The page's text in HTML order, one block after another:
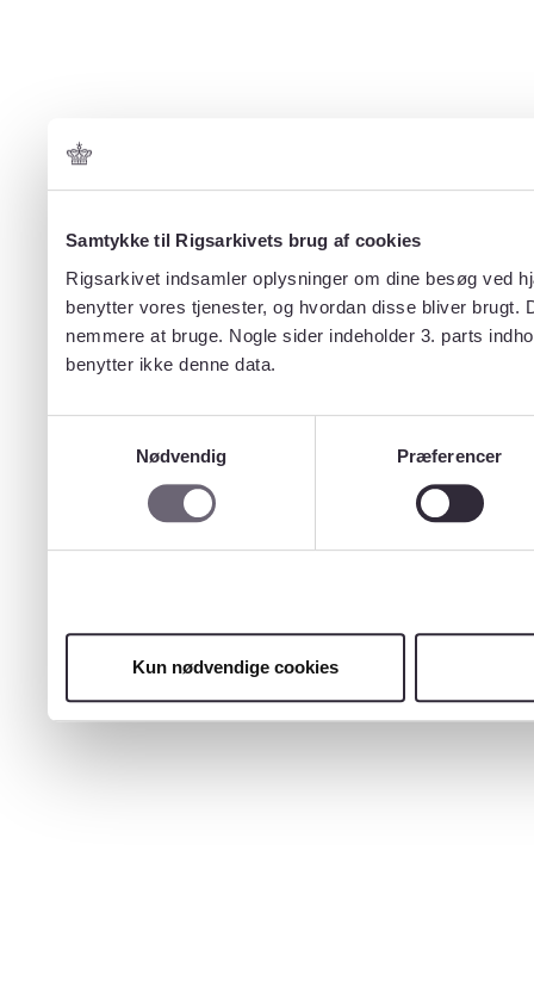
Samtykke til Rigsarkivets brug af cookies
Rigsarkivet indsamler oplysninger om dine besøg ved
benytter vores tjenester, og hvordan disse bliver
nemmere at bruge. Nogle sider indeholder 3. parts
benytter ikke denne data.
Nødvendig
Præferencer
Kun nødvendige cookies